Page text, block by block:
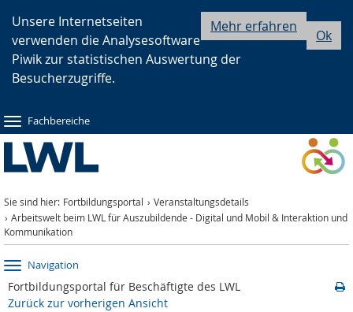
Hauptnavigation
Seitennavigation
Inhalt
Ok
Mehr erfahren
Unsere Internetseiten
verwenden die Analysesoftware
Piwik zur statistischen Auswertung der
Besucherzugriffe.
Fachbereiche
Sie sind hier: Fortbildungsportal
Veranstaltungsdetails
Arbeitswelt beim LWL für Auszubildende - Digital und Mobil & Interaktion und
Kommunikation
Navigation
Fortbildungsportal für Beschäftigte des LWL
Zurück zur vorherigen Ansicht